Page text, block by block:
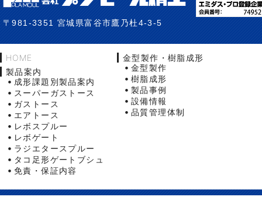
〒981-3351 宮城県富谷市鷹乃杜4-3-5
HOME
製品案内
成形課題別製品案内
スーパーガストース
ガストース
エアトース
レボスプルー
レボゲート
ラジエタースプルー
タコ足形ゲートブシュ
免責・保証内容
金型製作・樹脂成形
金型製作
樹脂成形
製品事例
設備情報
品質管理体制